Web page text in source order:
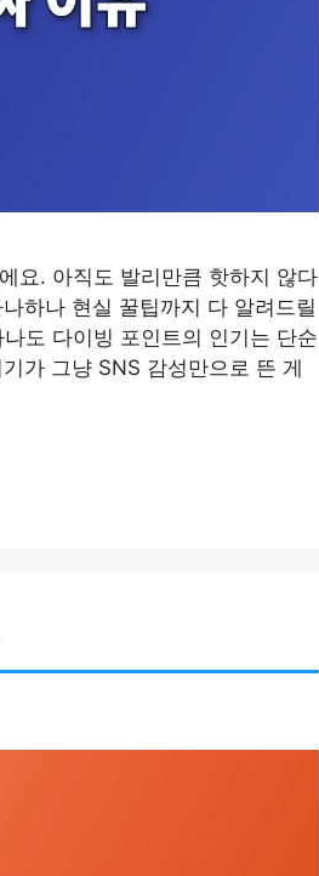
요. 아직도 발리만큼 핫하지 않다
하나 현실 꿀팁까지 다 알려드릴
도 다이빙 포인트의 인기는 단순
가 그냥 SNS 감성만으로 뜬 게